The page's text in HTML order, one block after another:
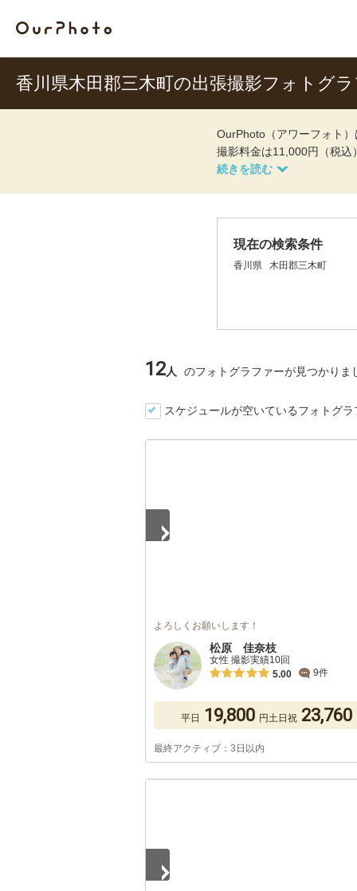
香川県木田郡三木町の出張撮影フォトグ
OurPhoto（アワーフォト
撮影料金は11,000円（税込
現在の検索条件
香川県 木田郡三木町
12人 のフォトグラファーが見つかりま
スケジュールが空いているフォトグ
よろしくお願いします！
松原 佳奈枝
女性 撮影実績10回
5.00
9件
平日 19,800 円土日祝 23,760
最終アクティブ：3日以内